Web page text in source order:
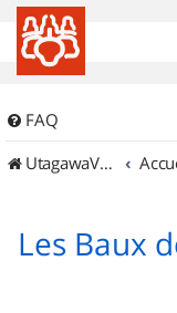
FAQ
UtagawaVTT (Randos VTT et VTTAE avec traces GPS)
Les Baux